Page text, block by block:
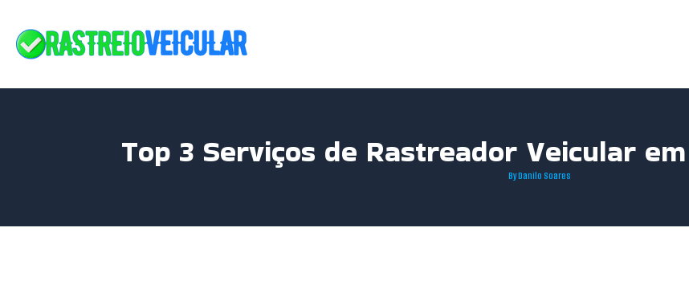
content
Top 3 Serviços de Rastreador Veicular
ByDanilo Soares